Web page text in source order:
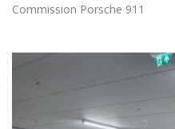
Commission Porsche 911